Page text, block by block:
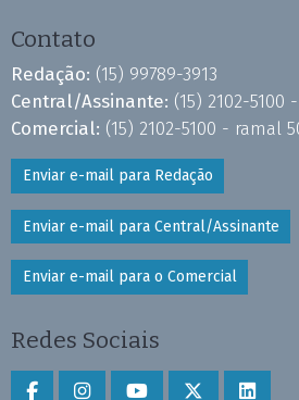
Contato
Redação: (15) 99789-3913
Central/Assinante: (15) 2102-5100
Comercial: (15) 2102-5100 - ramal
Enviar e-mail para Redação
Enviar e-mail para Central/Assinante
Enviar e-mail para o Comercial
Redes Sociais